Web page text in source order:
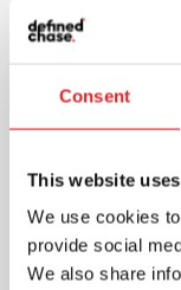
Consent
This website
We use cookies
provide social
We also share